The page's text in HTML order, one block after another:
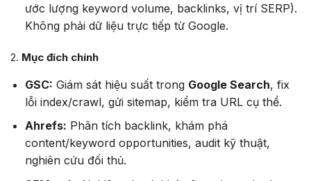
ước lượng keyword volume, backlinks, vị trí SERP).
Không phải dữ liệu trực tiếp từ Google.
2. Mục đích chính
GSC: Giám sát hiệu suất trong Google Search, fix
lỗi index/crawl, gửi sitemap, kiểm tra URL cụ thể.
Ahrefs: Phân tích backlink, khám phá
content/keyword opportunities, audit kỹ thuật,
nghiên cứu đối thủ.